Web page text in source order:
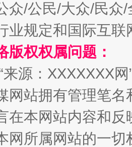
一体化项目 走
众/公民/大众/民
业规定和国际互
版权权属问题：
来源：XXXXXXX
网站拥有管理笔
在本网站内容和
网所属网站的一